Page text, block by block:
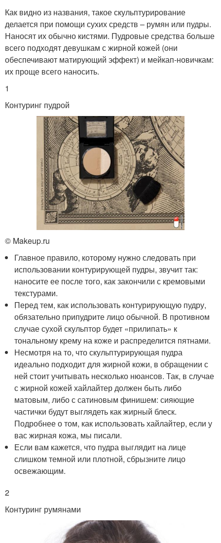
Как видно из названия, такое скульптурирование
делается при помощи сухих средств – румян или пудры.
Наносят их обычно кистями. Пудровые средства больше
всего подходят девушкам с жирной кожей (они
обеспечивают матирующий эффект) и мейкап-новичкам:
их проще всего наносить.
1
Контуринг пудрой
© Makeup.ru
Главное правило, которому нужно следовать при
использовании контурирующей пудры, звучит так:
наносите ее после того, как закончили с кремовыми
текстурами.
Перед тем, как использовать контурирующую пудру,
обязательно припудрите лицо обычной. В противном
случае сухой скульптор будет «прилипать» к
тональному крему на коже и распределится пятнами.
Несмотря на то, что скульптурирующая пудра
идеально подходит для жирной кожи, в обращении с
ней стоит учитывать несколько нюансов. Так, в случае
с жирной кожей хайлайтер должен быть либо
матовым, либо с сатиновым финишем: сияющие
частички будут выглядеть как жирный блеск.
Подробнее о том, как использовать хайлайтер, если у
вас жирная кожа, мы писали.
Если вам кажется, что пудра выглядит на лице
слишком темной или плотной, сбрызните лицо
освежающим.
2
Контуринг румянами